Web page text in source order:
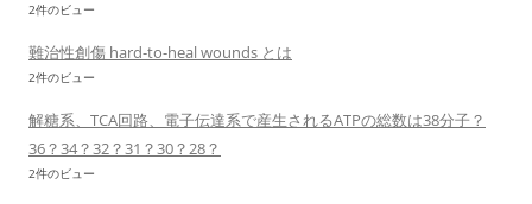
2件のビュー
難治性創傷 hard-to-heal wounds とは
2件のビュー
解糖系、TCA回路、電子伝達系で産生されるATPの総数は38分子？
36？34？32？31？30？28？
2件のビュー